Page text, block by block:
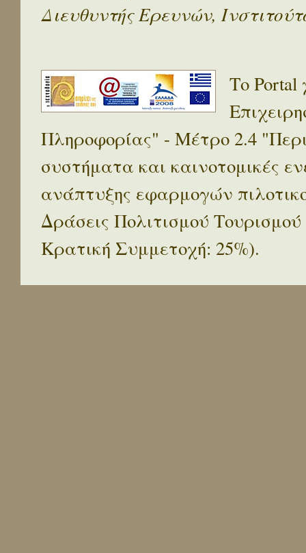
Διευθυντής Ερευνών,
Το Portal
Πληροφορίας" - Μέτρο 2.4
συστήματα και καινοτομικές
ανάπτυξης εφαρμογών
Δράσεις Πολιτισμού
Κρατική Συμμετοχή: 25%).